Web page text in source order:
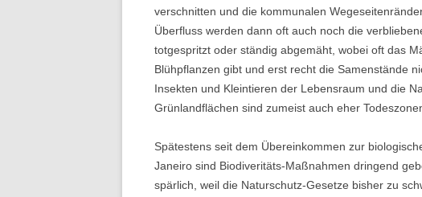
verschnitten und die kommunalen
Überfluss werden dann oft auch noch die
totgespritzt oder ständig abgemäht, wobei oft das
Blühpflanzen gibt und erst recht die Samenstände
Insekten und Kleintieren der Lebensraum und die
Grünlandflächen sind zumeist auch eher
Spätestens seit dem Übereinkommen zur
Janeiro sind Biodiveritäts-Maßnahmen dringend
spärlich, weil die Naturschutz-Gesetze bisher zu